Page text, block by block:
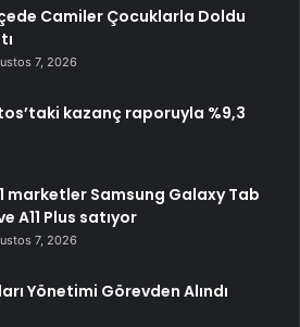
Camiler Çocuklarla Doldu
7, 2026
kazanç raporuyla %9,3
marketler Samsung Galaxy Tab
A11 Plus satıyor
7, 2026
Yönetimi Görevden Alındı